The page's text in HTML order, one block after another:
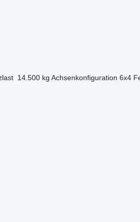
14.500 kg Achsenkonfiguration 6x4